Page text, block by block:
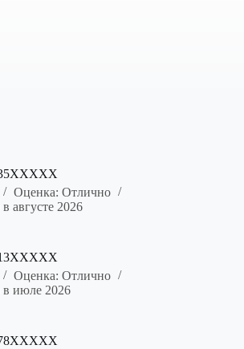
Оценка: Отлично
августе 2026
Оценка: Отлично
июле 2026